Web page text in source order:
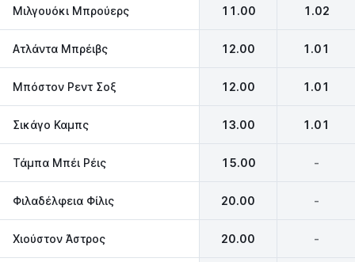
Μιλγουόκι Μπρούερς 11.00 1.02
Ατλάντα Μπρέιβς 12.00 1.01
Μπόστον Ρεντ Σοξ 12.00 1.01
Σικάγο Καμπς 13.00 1.01
Τάμπα Μπέι Ρέις 15.00 -
Φιλαδέλφεια Φίλις 20.00 -
Χιούστον Άστρος 20.00 -